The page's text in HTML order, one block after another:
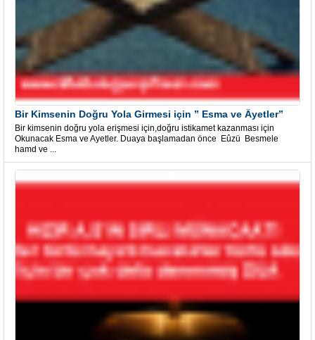
Bir Kimsenin Doğru Yola Girmesi için ” Esma ve Âyetler”
Bir kimsenin doğru yola erişmesi için,doğru istikamet kazanması için
Okunacak Esma ve Ayetler. Duaya başlamadan önce Eûzü Besmele
hamd ve ...